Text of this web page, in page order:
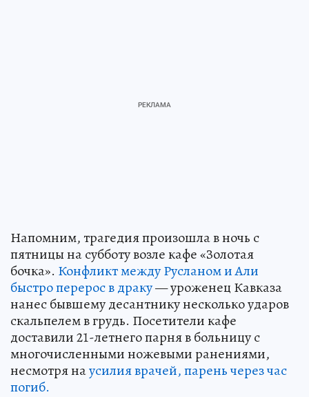
Напомним, трагедия произошла в ночь с
пятницы на субботу возле кафе «Золотая
бочка». Конфликт между Русланом и Али
быстро перерос в драку— уроженец Кавказа
нанес бывшему десантнику несколько ударов
скальпелем в грудь. Посетители кафе
доставили 21-летнего парня в больницу с
многочисленными ножевыми ранениями,
несмотря наусилия врачей, парень через час
погиб.